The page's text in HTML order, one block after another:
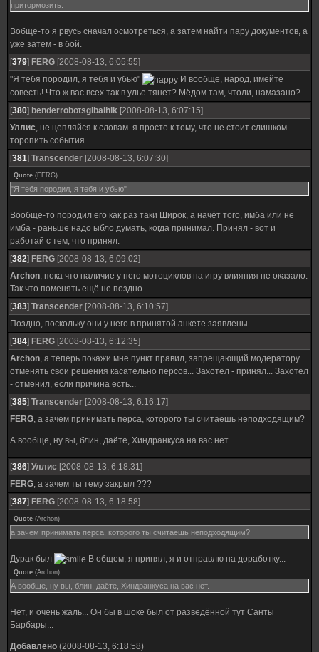
притормозить.
Вобще-то я рвусь сначал осмотреться, а затем найти пару документов, а
уже затем - в бой.
[379] FERG [2008-08-13, 6:05:55]
"Я тебя породил, я тебя и убью"
И вообще, народ, имейте
совесть! Что ж вас всех так в улье тянет? Мёдом там, чтоли, намазано?
[380] benderrobotsgibalhik [2008-08-13, 6:07:15]
Уллис, не цепляйся к словам. я просто к тому, что не стоит слишком
торопить события.
[381] Transcender [2008-08-13, 6:07:30]
Quote (FERG)
"Я тебя породил, я тебя и убью"
Вообще-то породил его как раз таки Широк, а начёт того, имба или не
имба - раньше надо ыбло думать, когда принимал. Принял - вот и
работай с тем, что принял.
[382] FERG [2008-08-13, 6:09:02]
Archon, пока что наличие у него мотоциклов на игру влияния не оказало.
Так что поменять ещё не поздно...
[383] Transcender [2008-08-13, 6:10:57]
Поздно, поскольку они у него в принятой анкете заявлены.
[384] FERG [2008-08-13, 6:12:35]
Archon, а теперь покажи мне пункт правил, запрещающий модератору
отменять свои решения касательно персов... Захотел - принял... Захотел
- отменил, если причина есть...
[385] Transcender [2008-08-13, 6:16:17]
FERG, а зачем принимать перса, которого ты считаешь неподходящим?
А вообще, ну вы, блин, даёте, Хиндранкуса на вас нет.
[386] Уллис [2008-08-13, 6:18:31]
FERG, а зачем ты тему закрыл ???
[387] FERG [2008-08-13, 6:18:58]
Quote (Archon)
а зачем принимать перса, которого ты считаешь неподходящим?
Дурак был В общем, я принял, я и отправлю на доработку...
Quote (Archon)
А вообще, ну вы, блин, даёте, Хиндранкуса на вас нет.
Нет, и очень жаль... Он бы в шоке был от разведённой тут Санты
Барбары...
Добавлено (2008-08-13, 6:18:58)